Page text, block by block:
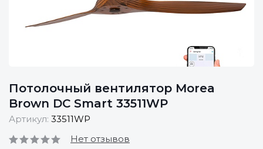
Потолочный вентилятор Morea
Brown DC Smart 33511WP
Артикул: 33511WP
Нет отзывов